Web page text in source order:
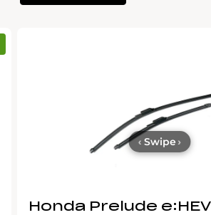
Honda Prelude e:HEV
‹ Swipe ›